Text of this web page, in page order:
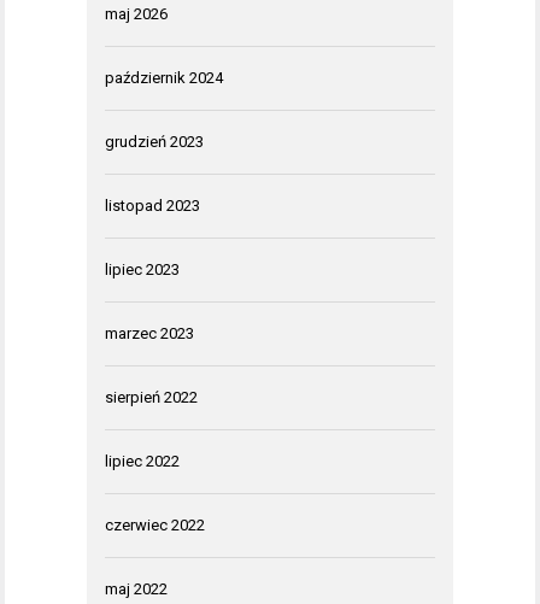
maj 2026
październik 2024
grudzień 2023
listopad 2023
lipiec 2023
marzec 2023
sierpień 2022
lipiec 2022
czerwiec 2022
maj 2022